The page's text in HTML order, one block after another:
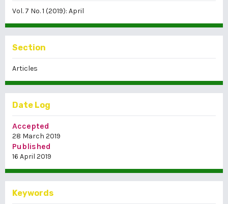
Vol. 7 No. 1 (2019): April
Section
Articles
Date Log
Accepted
28 March 2019
Published
16 April 2019
Keywords